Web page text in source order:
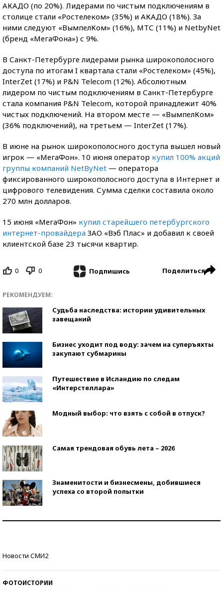
АКАДО (по 20%). Лидерами по чистым подключениям в
столице стали «Ростелеком» (35%) и АКАДО (18%). За
ними следуют «ВымпелКом» (16%), МТС (11%) и NetbyNet
(бренд «МегаФона») с 9%.
В Санкт-Петербурге лидерами рынка широкополосного
доступа по итогам I квартала стали «Ростелеком» (45%),
InterZet (17%) и P&N Telecom (12%). Абсолютным
лидером по чистым подключениям в Санкт-Петербурге
стала компания P&N Telecom, которой принадлежит 40%
чистых подключений. На втором месте — «ВымпелКом»
(36% подключений), на третьем — InterZet (17%).
В июне на рынок широкополосного доступа вышел новый
игрок — «МегаФон». 10 июня оператор купил 100% акций
группы компаний NetByNet — оператора
фиксированного широкополосного доступа в Интернет и
цифрового телевидения. Сумма сделки составила около
270 млн долларов.
15 июня «МегаФон» купил старейшего петербургского
интернет-провайдера ЗАО «Вэб Плас» и добавил к своей
клиентской базе 23 тысячи квартир.
0 0 Подпишись Поделиться
РЕКОМЕНДУЕМ:
Судьба наследства: истории удивительных
завещаний
Бизнес уходит под воду: зачем на суперъяхты
закупают субмарины
Путешествие в Исландию по следам
«Интерстеллара»
Модный выбор: что взять с собой в отпуск?
Самая трендовая обувь лета – 2026
Знаменитости и бизнесмены, добившиеся
успеха со второй попытки
Новости СМИ2
ФОТОИСТОРИИ